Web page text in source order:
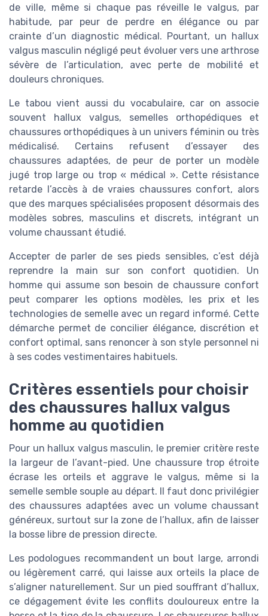
de ville, même si chaque pas réveille le valgus, par
habitude, par peur de perdre en élégance ou par
crainte d’un diagnostic médical. Pourtant, un hallux
valgus masculin négligé peut évoluer vers une arthrose
sévère de l’articulation, avec perte de mobilité et
douleurs chroniques.
Le tabou vient aussi du vocabulaire, car on associe
souvent hallux valgus, semelles orthopédiques et
chaussures orthopédiques à un univers féminin ou très
médicalisé. Certains refusent d’essayer des
chaussures adaptées, de peur de porter un modèle
jugé trop large ou trop « médical ». Cette résistance
retarde l’accès à de vraies chaussures confort, alors
que des marques spécialisées proposent désormais des
modèles sobres, masculins et discrets, intégrant un
volume chaussant étudié.
Accepter de parler de ses pieds sensibles, c’est déjà
reprendre la main sur son confort quotidien. Un
homme qui assume son besoin de chaussure confort
peut comparer les options modèles, les prix et les
technologies de semelle avec un regard informé. Cette
démarche permet de concilier élégance, discrétion et
confort optimal, sans renoncer à son style personnel ni
à ses codes vestimentaires habituels.
Critères essentiels pour choisir
des chaussures hallux valgus
homme au quotidien
Pour un hallux valgus masculin, le premier critère reste
la largeur de l’avant-pied. Une chaussure trop étroite
écrase les orteils et aggrave le valgus, même si la
semelle semble souple au départ. Il faut donc privilégier
des chaussures adaptées avec un volume chaussant
généreux, surtout sur la zone de l’hallux, afin de laisser
la bosse libre de pression directe.
Les podologues recommandent un bout large, arrondi
ou légèrement carré, qui laisse aux orteils la place de
s’aligner naturellement. Sur un pied souffrant d’hallux,
ce dégagement évite les conflits douloureux entre la